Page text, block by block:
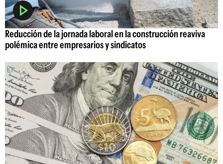
Reducción de la jornada laboral en la construcción reaviva
polémica entre empresarios y sindicatos